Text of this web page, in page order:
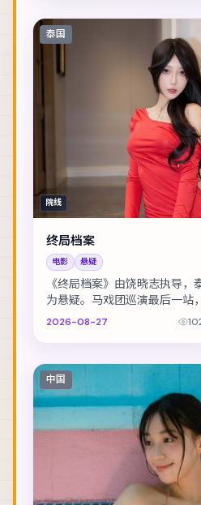
泰国
院线
终局档案
电影 悬疑
《终局档案》由饶晓志执导
为悬疑。马戏团巡演最后一站
前的旧案。主演包括孙艺珍、
2026-08-27
中国